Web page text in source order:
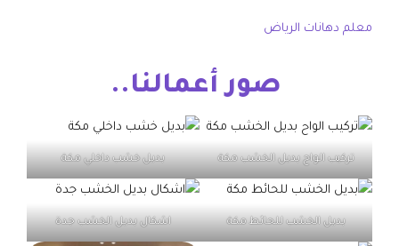
معلم دهانات الرياض
صور أعمالنا..
تركيب الواح بديل الخشب مكة بديل خشب داخلي مكة
بديل الخشب للحائط مكة اشكال بديل الخشب جدة